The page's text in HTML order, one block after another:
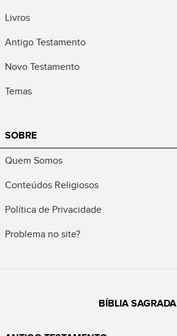
Livros
Antigo Testamento
Novo Testamento
Temas
SOBRE
Quem Somos
Conteúdos Religiosos
Política de Privacidade
Problema no site?
BÍBLIA SAGRADA